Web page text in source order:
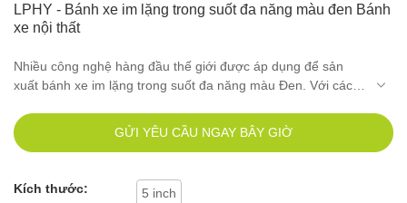
LPHY - Bánh xe im lặng trong suốt đa năng màu đen Bánh
xe nội thất
Nhiều công nghệ hàng đầu thế giới được áp dụng để sản
xuất bánh xe im lặng trong suốt đa năng màu Đen. Với các
trong (các) lĩnh vực Bánh xe nội thất
GỬI YÊU CẦU NGAY BÂY GIỜ
Kích thước: 5 inch